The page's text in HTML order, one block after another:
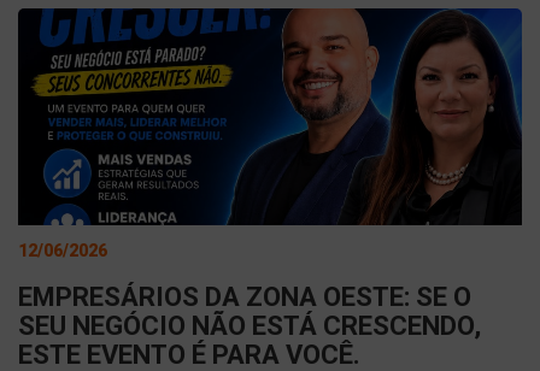
12/06/2026
EMPRESÁRIOS DA ZONA OESTE: SE O
SEU NEGÓCIO NÃO ESTÁ CRESCENDO,
ESTE EVENTO É PARA VOCÊ.